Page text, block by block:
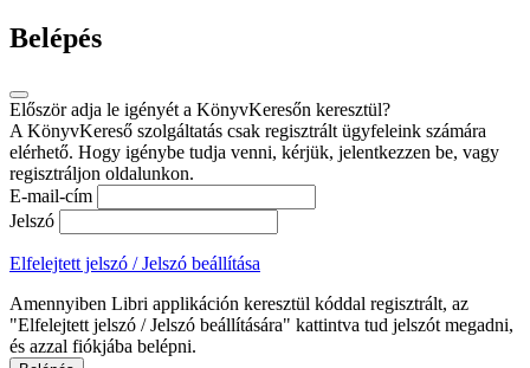
Belépés
Először adja le igényét a KönyvKeresőn keresztül?
A KönyvKereső szolgáltatás csak regisztrált ügyfeleink számára
elérhető. Hogy igénybe tudja venni, kérjük, jelentkezzen be, vagy
regisztráljon oldalunkon.
E-mail-cím
Jelszó
Elfelejtett jelszó / Jelszó beállítása
Amennyiben Libri applikáción keresztül kóddal regisztrált, az
"Elfelejtett jelszó / Jelszó beállítására" kattintva tud jelszót megadni,
és azzal fiókjába belépni.